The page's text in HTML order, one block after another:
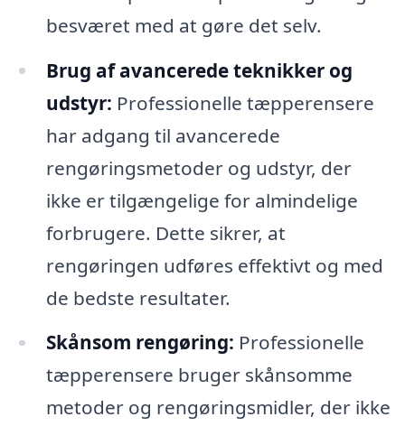
besværet med at gøre det selv.
Brug af avancerede teknikker og
udstyr: Professionelle tæpperensere
har adgang til avancerede
rengøringsmetoder og udstyr, der
ikke er tilgængelige for almindelige
forbrugere. Dette sikrer, at
rengøringen udføres effektivt og med
de bedste resultater.
Skånsom rengøring: Professionelle
tæpperensere bruger skånsomme
metoder og rengøringsmidler, der ikke